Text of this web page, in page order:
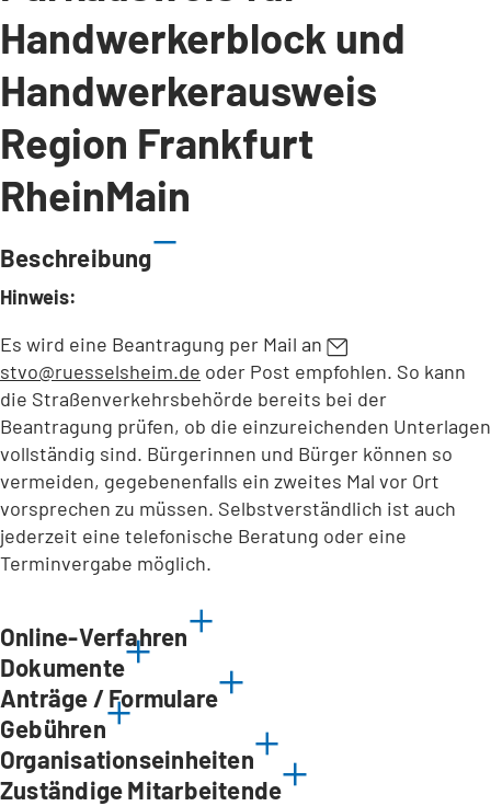
Handwerkerblock und
Handwerkerausweis
Region Frankfurt
RheinMain
Beschreibung
Hinweis:
Es wird eine Beantragung per Mail an
stvo
ruesselsheim de oder Post empfohlen. So kann
die Straßenverkehrsbehörde bereits bei der
Beantragung prüfen, ob die einzureichenden Unterlagen
vollständig sind. Bürgerinnen und Bürger können so
vermeiden, gegebenenfalls ein zweites Mal vor Ort
vorsprechen zu müssen. Selbstverständlich ist auch
jederzeit eine telefonische Beratung oder eine
Terminvergabe möglich.
Online-Verfahren
Dokumente
Anträge / Formulare
Gebühren
Organisationseinheiten
Zuständige Mitarbeitende